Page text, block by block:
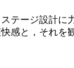
テージ設計に
感と，それを